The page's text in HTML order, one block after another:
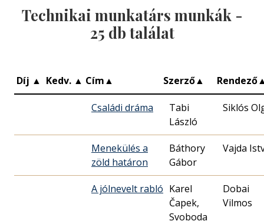
Technikai munkatárs munkák -
25 db találat
Díj ▲ Kedv. ▲ Cím▲ Szerző▲ Rendező
Családi dráma
Tabi
László
Siklós
Menekülés a
zöld határon
Báthory
Gábor
Vajda
A jólnevelt rabló Karel
Čapek,
Svoboda
Dobai
Vilmos